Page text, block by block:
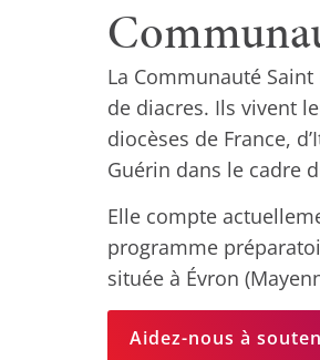
La Communauté
de diacres. Ils vivent
diocèses de France,
Guérin dans le cadre
Elle compte
programme
située à Évron
Aidez-nous à